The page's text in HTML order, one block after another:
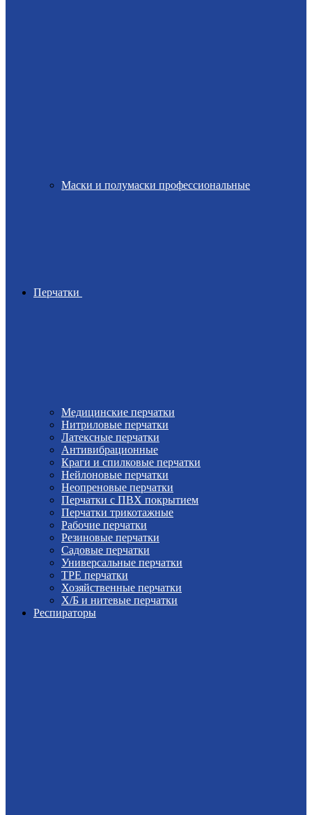
Маски и полумаски профессиональные
Перчатки
Медицинские перчатки
Нитриловые перчатки
Латексные перчатки
Антивибрационные
Краги и спилковые перчатки
Нейлоновые перчатки
Неопреновые перчатки
Перчатки с ПВХ покрытием
Перчатки трикотажные
Рабочие перчатки
Резиновые перчатки
Садовые перчатки
Универсальные перчатки
TPE перчатки
Хозяйственные перчатки
Х/Б и нитевые перчатки
Респираторы